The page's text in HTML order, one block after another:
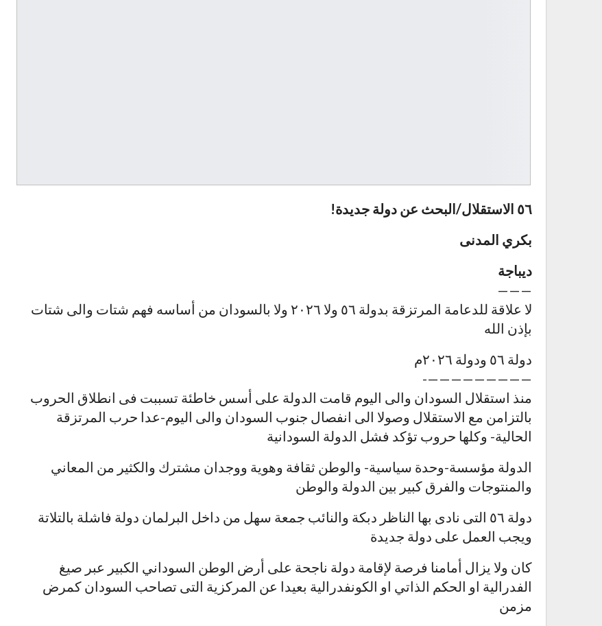
٥٦ الاستقلال/البحث عن دولة جديدة!
بكري المدنى
ديباجة
———
لا علاقة للدعامة المرتزقة بدولة ٥٦ ولا ٢٠٢٦ ولا بالسودان من أساسه فهم شتات والى شتات
بإذن الله
دولة ٥٦ ودولة ٢٠٢٦م
—————————-
منذ استقلال السودان والى اليوم قامت الدولة على أسس خاطئة تسببت فى انطلاق الحروب
بالتزامن مع الاستقلال وصولا الى انفصال جنوب السودان والى اليوم-عدا حرب المرتزقة
الحالية- وكلها حروب تؤكد فشل الدولة السودانية
الدولة مؤسسة-وحدة سياسية- والوطن ثقافة وهوية ووجدان مشترك والكثير من المعاني
والمنتوجات والفرق كبير بين الدولة والوطن
دولة ٥٦ التى نادى بها الناظر دبكة والنائب جمعة سهل من داخل البرلمان دولة فاشلة بالتلاتة
ويجب العمل على دولة جديدة
كان ولا يزال أمامنا فرصة لإقامة دولة ناجحة على أرض الوطن السوداني الكبير عبر صيغ
الفدرالية او الحكم الذاتي او الكونفدرالية بعيدا عن المركزية التى تصاحب السودان كمرض
مزمن